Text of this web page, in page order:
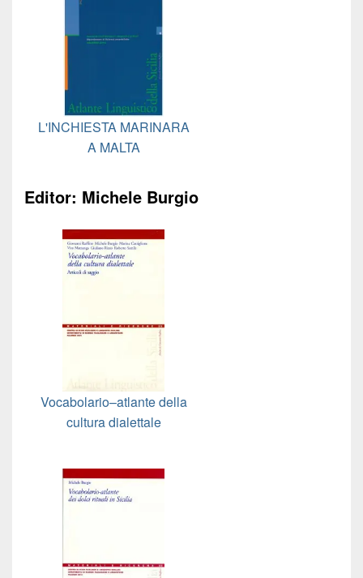
L'INCHIESTA MARINARA
A MALTA
Editor: Michele Burgio
Vocabolario–atlante della
cultura dialettale